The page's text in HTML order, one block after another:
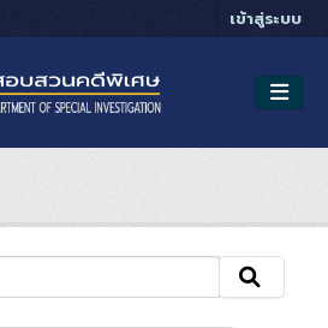
เข้าสู่ระบบ